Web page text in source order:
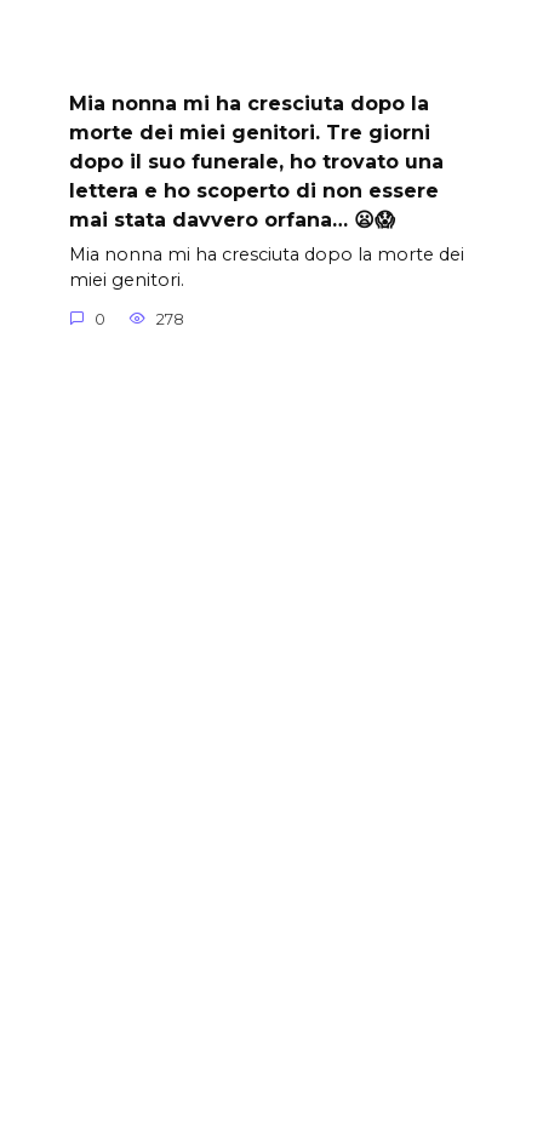
Mia nonna mi ha cresciuta dopo la
morte dei miei genitori. Tre giorni
dopo il suo funerale, ho trovato una
lettera e ho scoperto di non essere
mai stata davvero orfana… 😦😱
Mia nonna mi ha cresciuta dopo la morte dei
miei genitori.
0 278